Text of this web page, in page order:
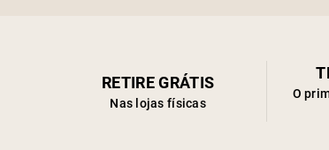
RETIRE GRÁTIS
Nas lojas físicas
O